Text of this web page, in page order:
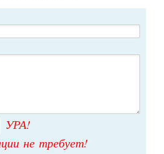
УРА!
не требует!